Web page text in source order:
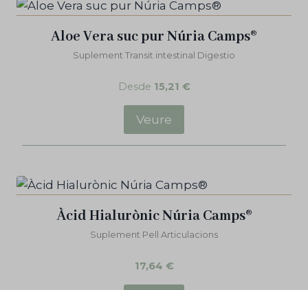
Aloe Vera suc pur Núria Camps®
Suplement Transit intestinal Digestio
Desde 15,21 €
Veure
Àcid Hialurònic Núria Camps®
Suplement Pell Articulacions
17,64 €